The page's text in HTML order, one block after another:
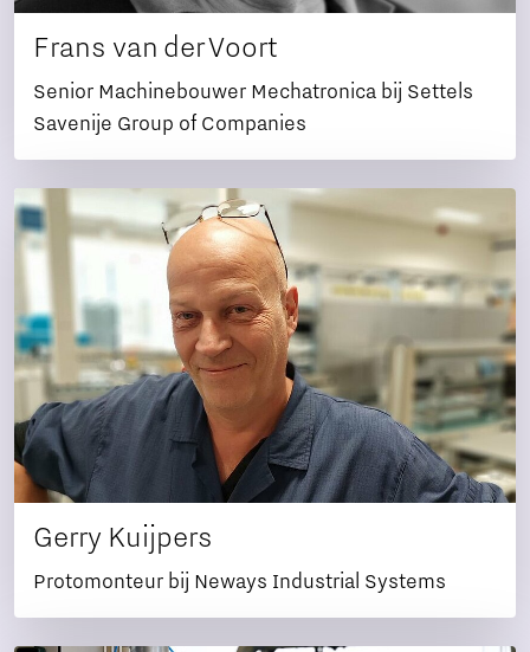
Frans van der Voort
Senior Machinebouwer Mechatronica bij Settels
Savenije Group of Companies
Gerry Kuijpers
Protomonteur bij Neways Industrial Systems